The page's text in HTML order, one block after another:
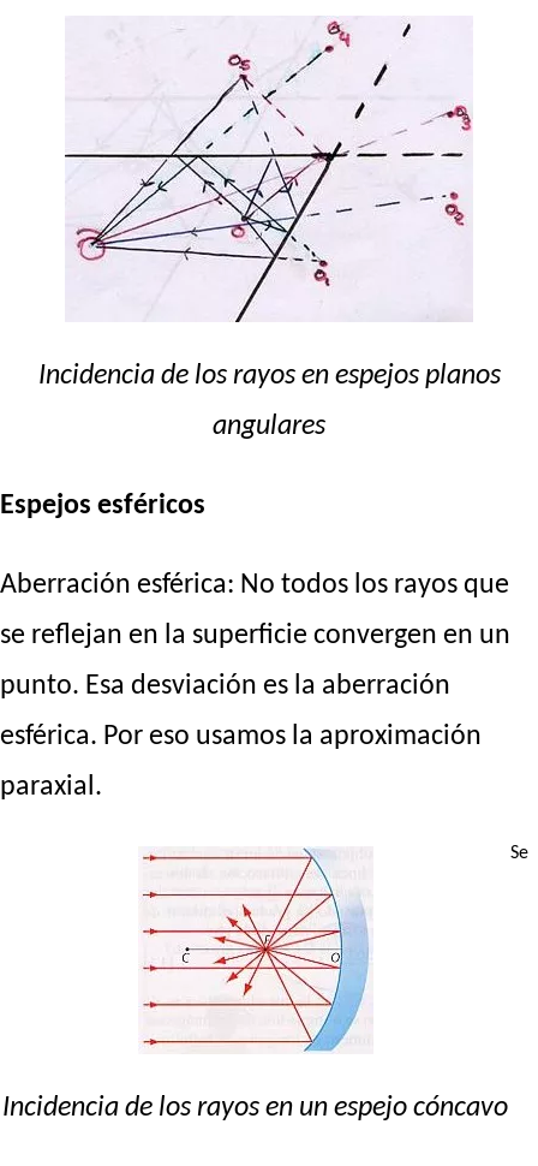
Incidencia de los rayos en espejos planos
angulares
Espejos esféricos
Aberración esférica: No todos los rayos que
se reflejan en la superficie convergen en un
punto. Esa desviación es la aberración
esférica. Por eso usamos la aproximación
paraxial.
Incidencia de los rayos en un espejo cóncavo
Se